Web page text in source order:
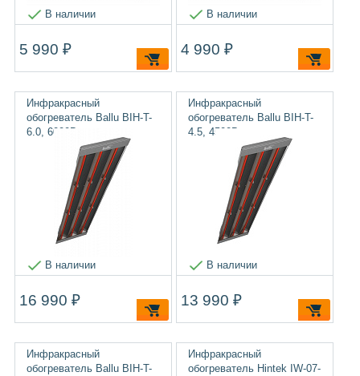
В наличии
5 990 ₽
В наличии
4 990 ₽
Инфракрасный
обогреватель Ballu BIH-T-
6.0, 6000Вт
В наличии
16 990 ₽
Инфракрасный
обогреватель Ballu BIH-T-
4.5, 4500Вт
В наличии
13 990 ₽
Инфракрасный
обогреватель Ballu BIH-T-
Инфракрасный
обогреватель Hintek IW-07-